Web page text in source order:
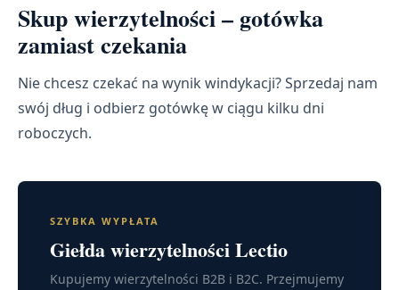
Skup wierzytelności – gotówka
zamiast czekania
Nie chcesz czekać na wynik windykacji? Sprzedaj nam
swój dług i odbierz gotówkę w ciągu kilku dni
roboczych.
SZYBKA WYPŁATA
Giełda wierzytelności Lectio
Kupujemy wierzytelności B2B i B2C. Przejmujemy